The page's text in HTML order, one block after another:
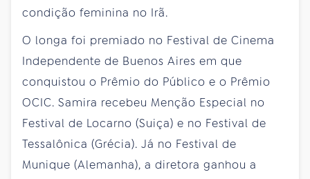
condição feminina no Irã.
O longa foi premiado no Festival de Cinema
Independente de Buenos Aires em que
conquistou o Prêmio do Público e o Prêmio
OCIC. Samira recebeu Menção Especial no
Festival de Locarno (Suiça) e no Festival de
Tessalônica (Grécia). Já no Festival de
Munique (Alemanha), a diretora ganhou a